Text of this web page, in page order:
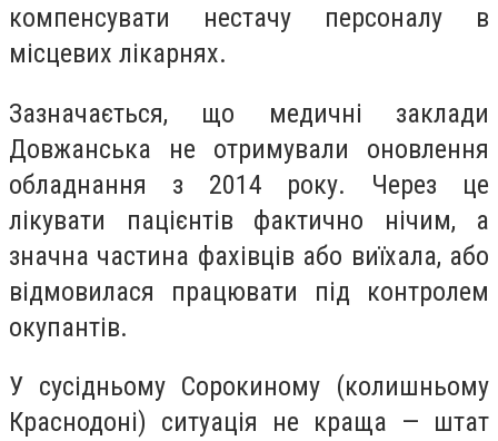
компенсувати нестачу персоналу в
місцевих лікарнях.
Зазначається, що медичні заклади
Довжанська не отримували оновлення
обладнання з 2014 року. Через це
лікувати пацієнтів фактично нічим, а
значна частина фахівців або виїхала, або
відмовилася працювати під контролем
окупантів.
У сусідньому Сорокиному (колишньому
Краснодоні) ситуація не краща — штат